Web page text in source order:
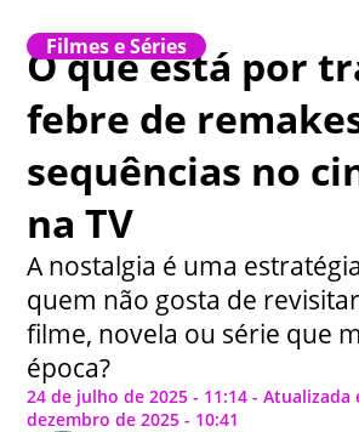
Filmes e Séries
O que está por
febre de
sequências no
na TV
A nostalgia é uma
quem não gosta de
filme, novela ou série que
época?
24 de julho de 2025 - 11:14 - Atualizada
dezembro de 2025 - 10:41